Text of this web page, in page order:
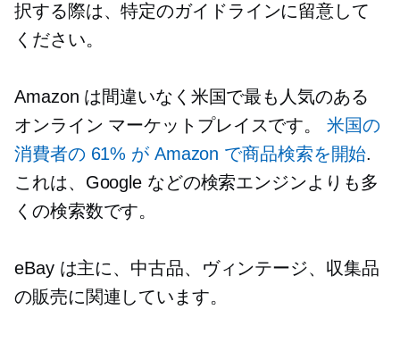
択する際は、特定のガイドラインに留意して
ください。
Amazon は間違いなく米国で最も人気のある
オンライン マーケットプレイスです。米国の
消費者の 61% が Amazon で商品検索を開始.
これは、Google などの検索エンジンよりも多
くの検索数です。
eBay は主に、中古品、ヴィンテージ、収集品
の販売に関連しています。